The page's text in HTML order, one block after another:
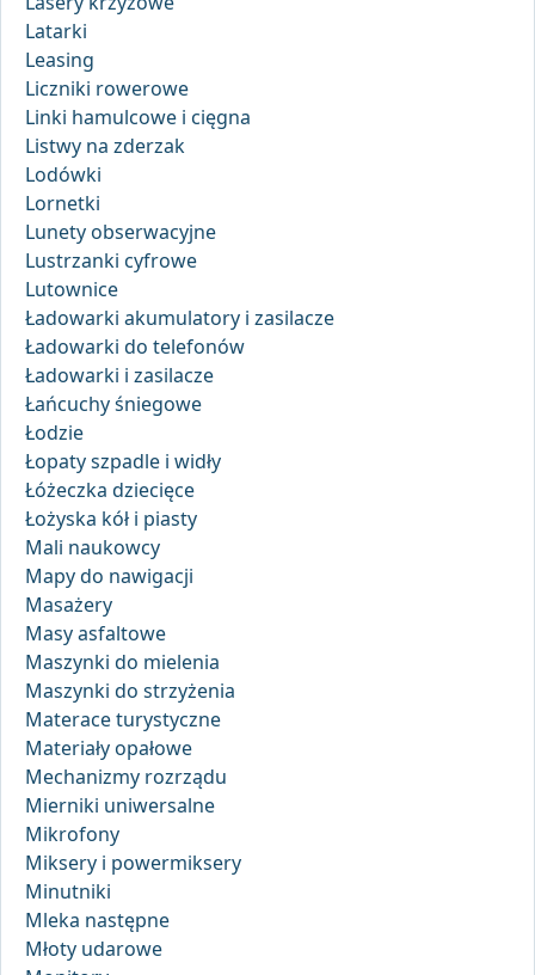
Latarki
Leasing
Liczniki rowerowe
Linki hamulcowe i cięgna
Listwy na zderzak
Lodówki
Lornetki
Lunety obserwacyjne
Lustrzanki cyfrowe
Lutownice
Ładowarki akumulatory i zasilacze
Ładowarki do telefonów
Ładowarki i zasilacze
Łańcuchy śniegowe
Łodzie
Łopaty szpadle i widły
Łóżeczka dziecięce
Łożyska kół i piasty
Mali naukowcy
Mapy do nawigacji
Masażery
Masy asfaltowe
Maszynki do mielenia
Maszynki do strzyżenia
Materace turystyczne
Materiały opałowe
Mechanizmy rozrządu
Mierniki uniwersalne
Mikrofony
Miksery i powermiksery
Minutniki
Mleka następne
Młoty udarowe